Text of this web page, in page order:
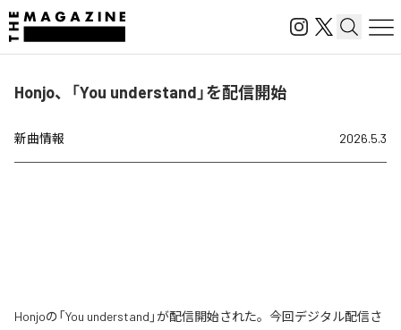
Honjo、「You understand」を配信開始
新曲情報 2026.5.3
Honjoの「You understand」が配信開始された。今回デジタル配信さ